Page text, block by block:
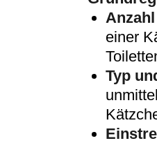
einer
Typ